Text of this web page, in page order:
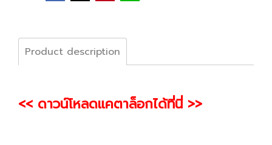
Product description
<< ดาวน์โหลดแคตาล็อกได้ที่นี่ >>